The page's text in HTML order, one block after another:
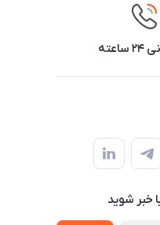
خبر شوید